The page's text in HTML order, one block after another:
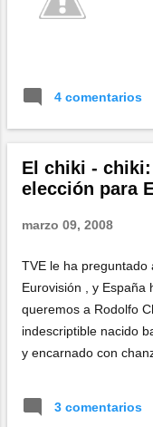
4 comentarios
El chiki -
elección para
marzo 09, 2008
TVE le ha preguntado
Eurovisión , y España
queremos a Rodolfo
indescriptible nacido
y encarnado con
factorías de cómicos
incontestable , y que
3 comentarios